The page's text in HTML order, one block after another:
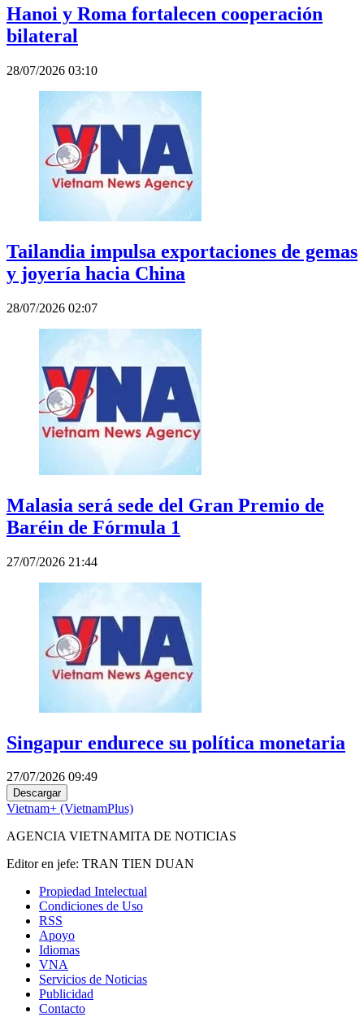
Hanoi y Roma fortalecen cooperación
bilateral
28/07/2026 03:10
Tailandia impulsa exportaciones de gemas
y joyería hacia China
28/07/2026 02:07
Malasia será sede del Gran Premio de
Baréin de Fórmula 1
27/07/2026 21:44
Singapur endurece su política monetaria
27/07/2026 09:49
Descargar
Vietnam+ (VietnamPlus)
AGENCIA VIETNAMITA DE NOTICIAS
Editor en jefe: TRAN TIEN DUAN
Propiedad Intelectual
Condiciones de Uso
RSS
Apoyo
Idiomas
VNA
Servicios de Noticias
Publicidad
Contacto